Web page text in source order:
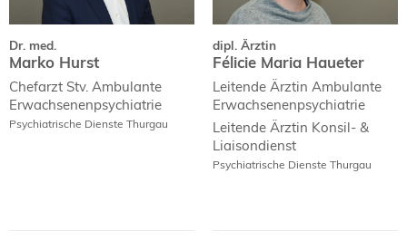
Dr. med.
Marko Hurst
Chefarzt Stv. Ambulante
Erwachsenenpsychiatrie
Psychiatrische Dienste Thurgau
dipl. Ärztin
Félicie Maria Haueter
Leitende Ärztin Ambulante
Erwachsenenpsychiatrie
Leitende Ärztin Konsil- &
Liaisondienst
Psychiatrische Dienste Thurgau